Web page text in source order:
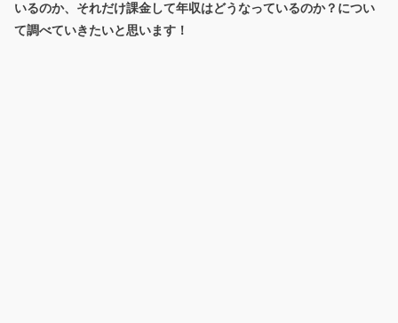
いるのか、それだけ課金して年収はどうなっているのか？につい
て調べていきたいと思います！